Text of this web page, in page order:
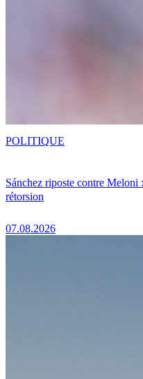
Sánchez riposte contre Meloni
rétorsion
07.08.2026
POLITIQUE